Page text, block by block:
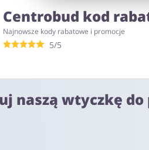
Usługi
Centrobud kod
Najnowsze kody rabatowe i promocje
5/5
naszą wtyczkę